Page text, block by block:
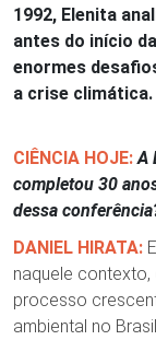
1992, Elenita
antes do início
enormes
a crise climática.
CIÊNCIA HOJE: A
completou 30
dessa
DANIEL HIRATA:
naquele
processo
ambiental no